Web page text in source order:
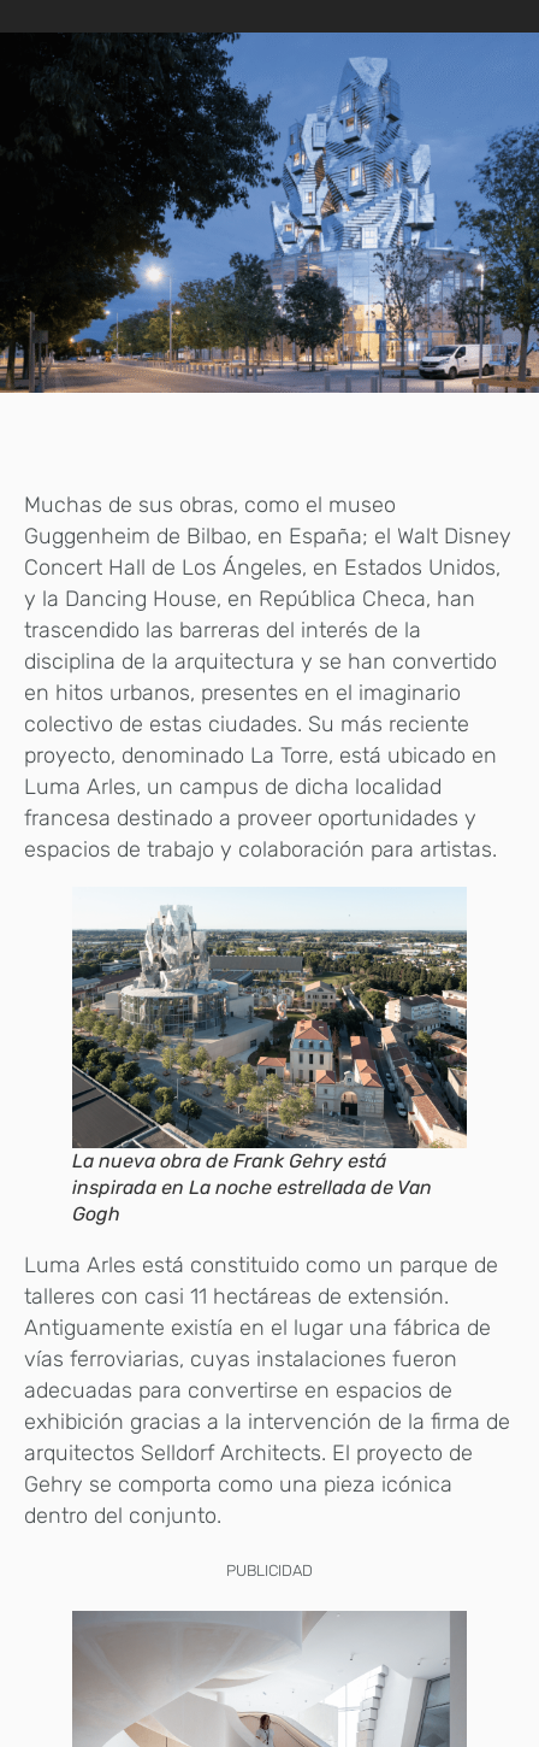
Muchas de sus obras, como el museo
Guggenheim de Bilbao, en España; el Walt Disney
Concert Hall de Los Ángeles, en Estados Unidos,
y la Dancing House, en República Checa, han
trascendido las barreras del interés de la
disciplina de la arquitectura y se han convertido
en hitos urbanos, presentes en el imaginario
colectivo de estas ciudades. Su más reciente
proyecto, denominado La Torre, está ubicado en
Luma Arles, un campus de dicha localidad
francesa destinado a proveer oportunidades y
espacios de trabajo y colaboración para artistas.
La nueva obra de Frank Gehry está
inspirada en La noche estrellada de Van
Gogh
Luma Arles está constituido como un parque de
talleres con casi 11 hectáreas de extensión.
Antiguamente existía en el lugar una fábrica de
vías ferroviarias, cuyas instalaciones fueron
adecuadas para convertirse en espacios de
exhibición gracias a la intervención de la firma de
arquitectos Selldorf Architects. El proyecto de
Gehry se comporta como una pieza icónica
dentro del conjunto.
PUBLICIDAD